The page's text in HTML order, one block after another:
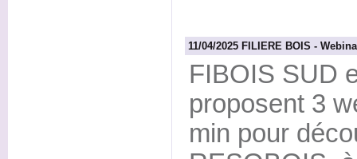
11/04/2025 FILIERE BOIS -
FIBOIS SUD
proposent 3
min pour